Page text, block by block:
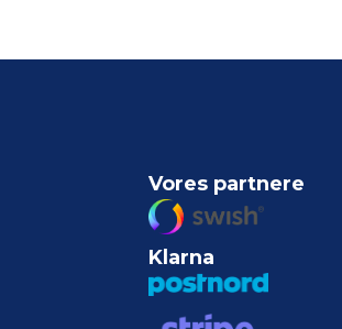
Vores partnere
Klarna